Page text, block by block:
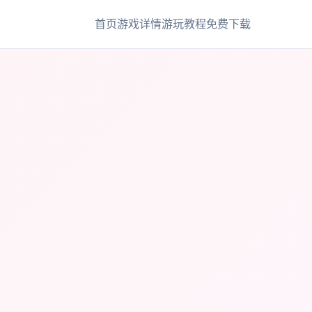
首页游戏详情游玩教程免费下载